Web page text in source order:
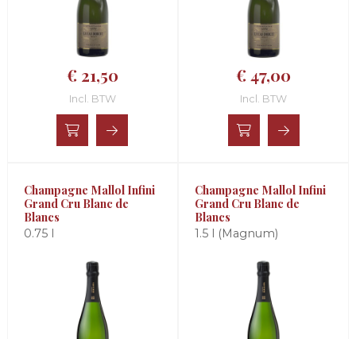
€ 21,50
Incl. BTW
€ 47,00
Incl. BTW
Champagne Mallol Infini
Grand Cru Blanc de
Blancs
0.75 l
Champagne Mallol Infini
Grand Cru Blanc de
Blancs
1.5 l (Magnum)